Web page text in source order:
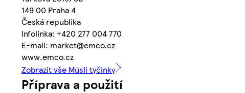
149 00 Praha 4
Česká republika
Infolinka: +420 277 004 770
E-mail: market@emco.cz
www.emco.cz
Zobrazit vše Müsli tyčinky
Příprava a použití